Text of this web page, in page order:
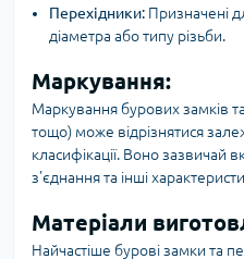
Перехідники: Призначені
діаметра або типу різьби.
Маркування:
Маркування бурових замків
тощо) може відрізнятися
класифікації. Воно зазвичай
з'єднання та інші
Матеріали
Найчастіше бурові замки та